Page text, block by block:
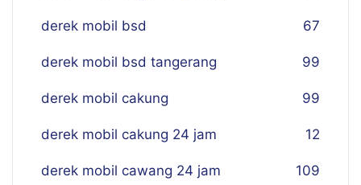
derek mobil bsd 67
derek mobil bsd tangerang 99
derek mobil cakung 99
derek mobil cakung 24 jam 12
derek mobil cawang 24 jam 109